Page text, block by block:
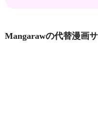
Mangarawの代替漫画